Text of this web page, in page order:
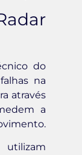
do
na
através
a
utilizam